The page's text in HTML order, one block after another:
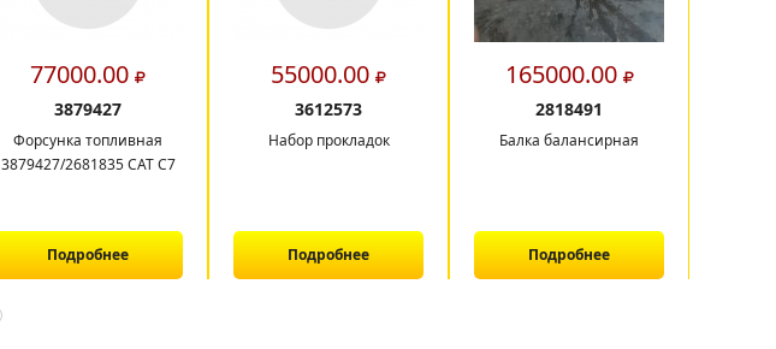
77000.00
3879427
Форсунка топливная
3879427/2681835 CAT C7
Подробнее
55000.00
3612573
Набор прокладок
Подробнее
165000.00
2818491
Балка балансирная
Подробнее